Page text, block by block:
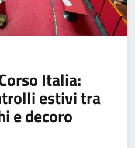
Italia:
estivi tra
e decoro